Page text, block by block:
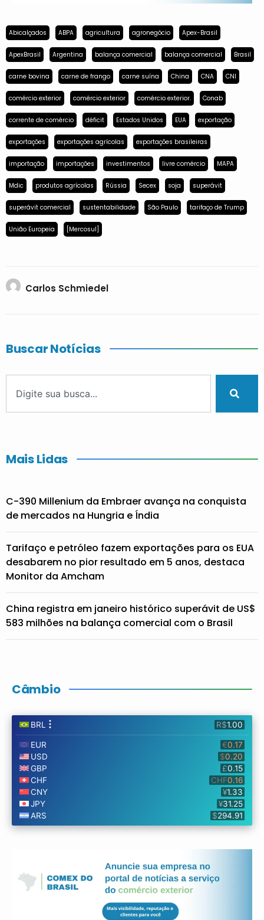
Abicalçados ABPA agricultura agronegócio Apex-Brasil
ApexBrasil Argentina balança comercial balança comercial Brasil
carne bovina carne de frango carne suína China CNA CNI
comércio exterior comércio exterior comércio exterior. Conab
corrente de comércio déficit Estados Unidos EUA exportação
exportações exportações agrícolas exportações brasileiras
importação importações investimentos livre comércio MAPA
Mdic produtos agrícolas Rússia Secex soja superávit
superávit comercial sustentabilidade São Paulo tarifaço de Trump
União Europeia [Mercosul]
Carlos Schmiedel
Buscar Notícias
Mais Lidas
C-390 Millenium da Embraer avança na conquista
de mercados na Hungria e Índia
Tarifaço e petróleo fazem exportações para os EUA
desabarem no pior resultado em 5 anos, destaca
Monitor da Amcham
China registra em janeiro histórico superávit de US$
583 milhões na balança comercial com o Brasil
Câmbio